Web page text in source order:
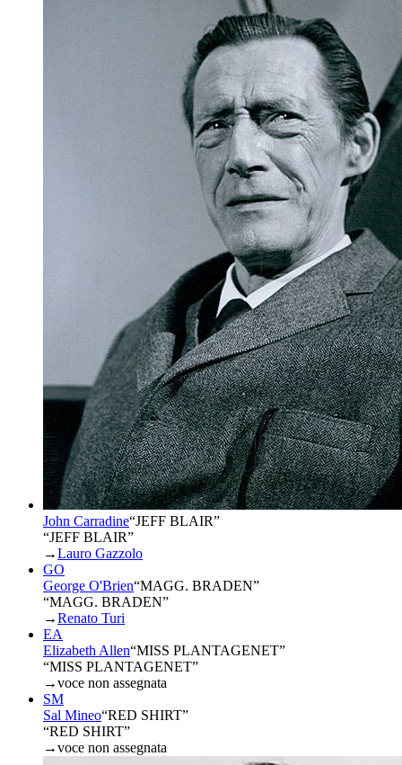
John Carradine“JEFF BLAIR”
“JEFF BLAIR”
→Lauro Gazzolo
GO
George O'Brien“MAGG. BRADEN”
“MAGG. BRADEN”
→Renato Turi
EA
Elizabeth Allen“MISS PLANTAGENET”
“MISS PLANTAGENET”
→voce non assegnata
SM
Sal Mineo“RED SHIRT”
“RED SHIRT”
→voce non assegnata